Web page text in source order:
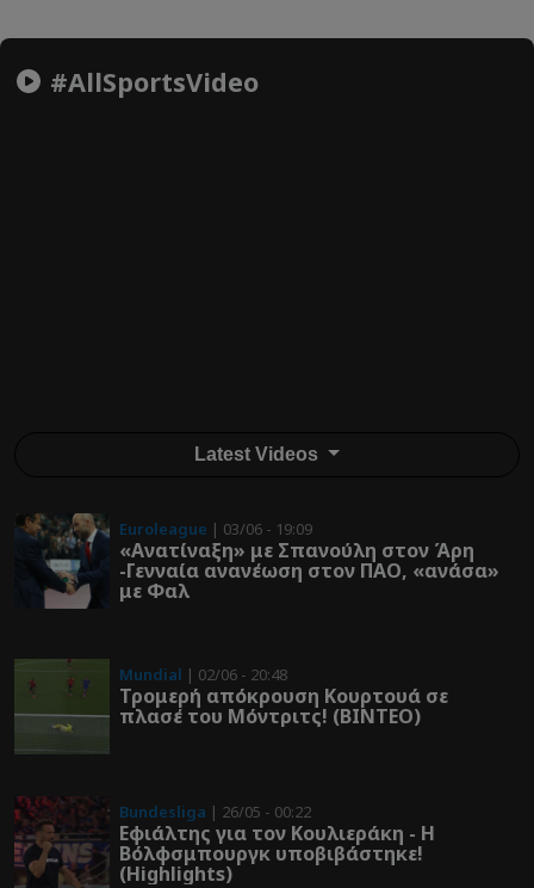
#AllSportsVideo
Latest Videos
Euroleague | 03/06 - 19:09
«Ανατίναξη» με Σπανούλη στον Άρη
-Γενναία ανανέωση στον ΠΑΟ, «ανάσα»
με Φαλ
Mundial | 02/06 - 20:48
Τρομερή απόκρουση Κουρτουά σε
πλασέ του Μόντριτς! (ΒΙΝΤΕΟ)
Bundesliga | 26/05 - 00:22
Εφιάλτης για τον Κουλιεράκη - Η
Βόλφσμπουργκ υποβιβάστηκε!
(Highlights)